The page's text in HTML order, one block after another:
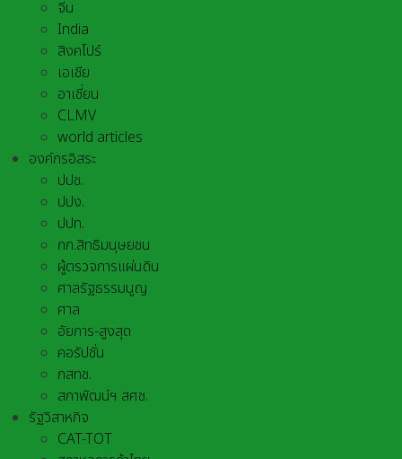
จีน
India
สิงคโปร์
เอเชีย
อาเชี่ยน
CLMV
world articles
องค์กรอิสระ
ปปช.
ปปง.
ปปท.
กก.สิทธิมนุษยชน
ผู้ตรวจการแผ่นดิน
ศาลรัฐธรรมนูญ
ศาล
อัยการ-สูงสุด
คอรัปชั่น
กสทช.
สภาพัฒน์ฯ สศช.
รัฐวิสาหกิจ
CAT-TOT